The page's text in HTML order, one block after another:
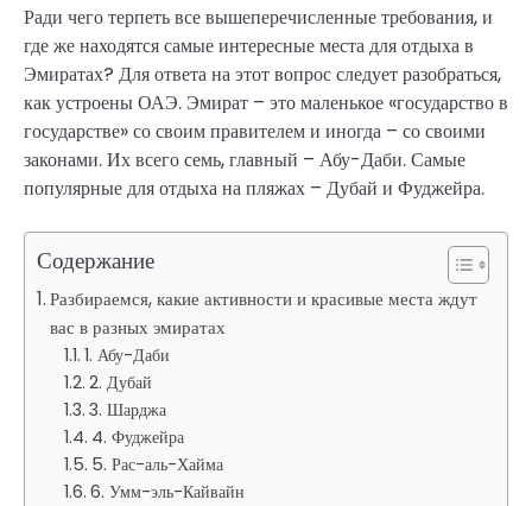
Ради чего терпеть все вышеперечисленные требования, и
где же находятся самые интересные места для отдыха в
Эмиратах? Для ответа на этот вопрос следует разобраться,
как устроены ОАЭ. Эмират – это маленькое «государство в
государстве» со своим правителем и иногда – со своими
законами. Их всего семь, главный – Абу-Даби. Самые
популярные для отдыха на пляжах – Дубай и Фуджейра.
Содержание
Разбираемся, какие активности и красивые места ждут
вас в разных эмиратах
1. Абу-Даби
2. Дубай
3. Шарджа
4. Фуджейра
5. Рас-аль-Хайма
6. Умм-эль-Кайвайн